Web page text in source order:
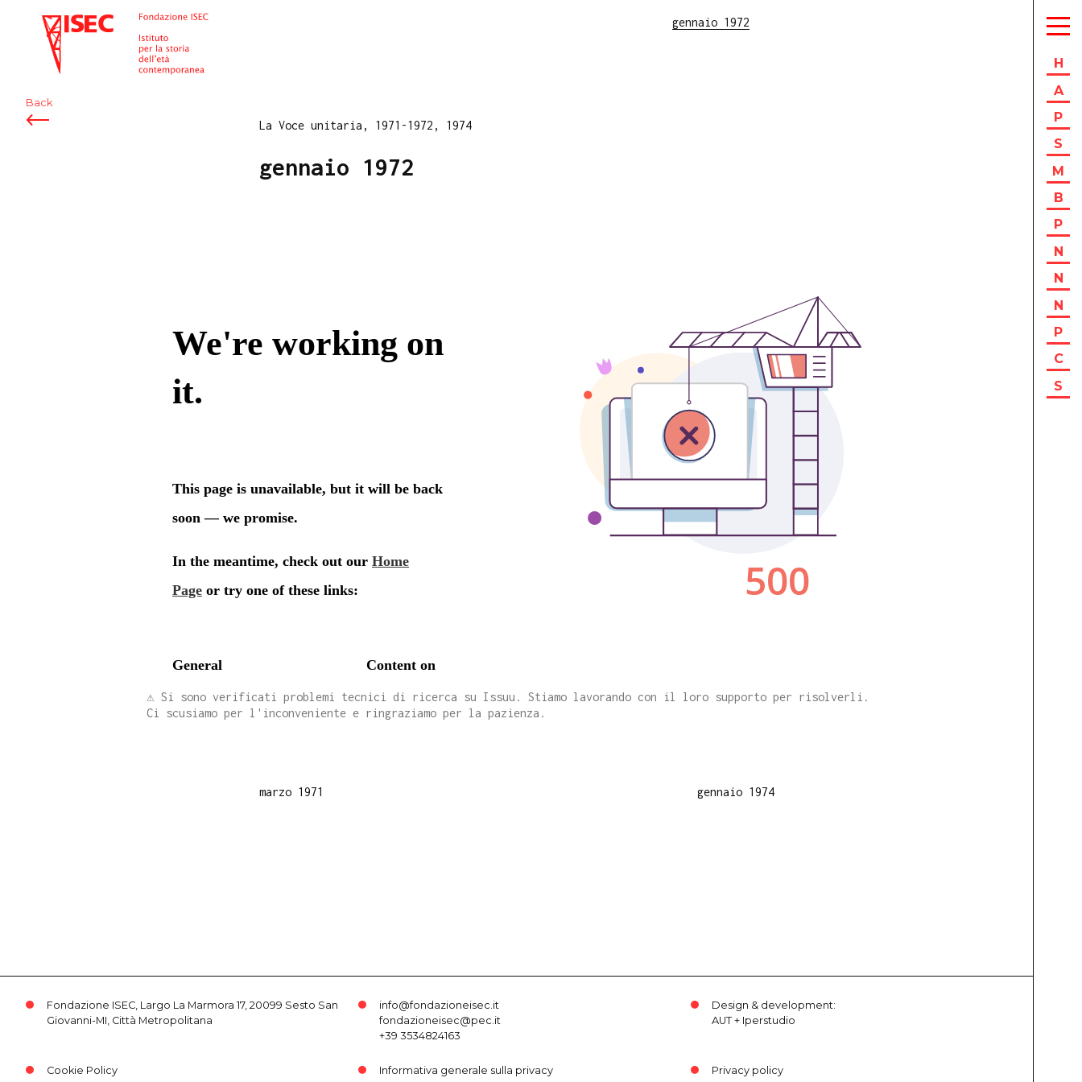
ISEC gennaio 1972
Back
H
A
P
S
M
B
P
N
N
N
P
C
S
La Voce unitaria, 1971-1972, 1974
gennaio 1972
⚠️ Si sono verificati problemi tecnici di ricerca su Issuu. Stiamo lavorando con il loro supporto per risolverli.
Ci scusiamo per l'inconveniente e ringraziamo per la pazienza.
marzo 1971 gennaio 1974
Fondazione ISEC, Largo La Marmora 17, 20099 Sesto San
Giovanni-MI, Città Metropolitana
info@fondazioneisec.it
fondazioneisec@pec.it
+39 3534824163
Design & development:
AUT+ Iperstudio
Cookie Policy Informativa generale sulla privacy Privacy policy